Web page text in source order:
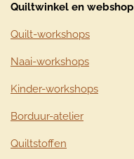
Quiltwinkel en webshop
Quilt-workshops
Naai-workshops
Kinder-workshops
Borduur-atelier
Quiltstoffen